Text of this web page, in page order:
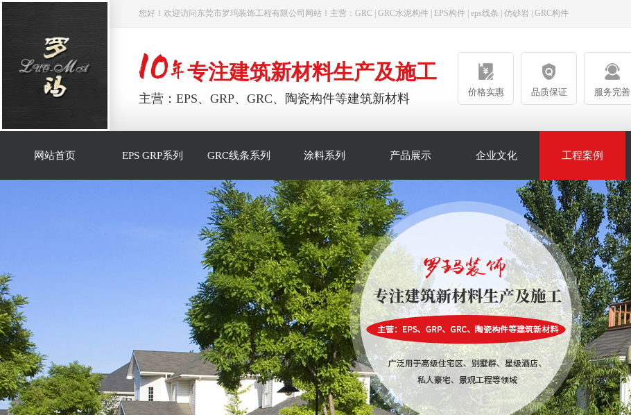
您好！欢迎访问东莞市罗玛装饰工程有限公司网站！主营： GRC GRC水泥构件 EPS构件 eps线条 仿砂岩 GRC构件
专注建筑新材料生产及施工
主营：EPS、GRP、GRC、陶瓷构件等建筑新材料 价格实惠 品质保证 服务完善
网站首页 EPS GRP系列 GRC线条系列 涂料系列 产品展示 企业文化 工程案例